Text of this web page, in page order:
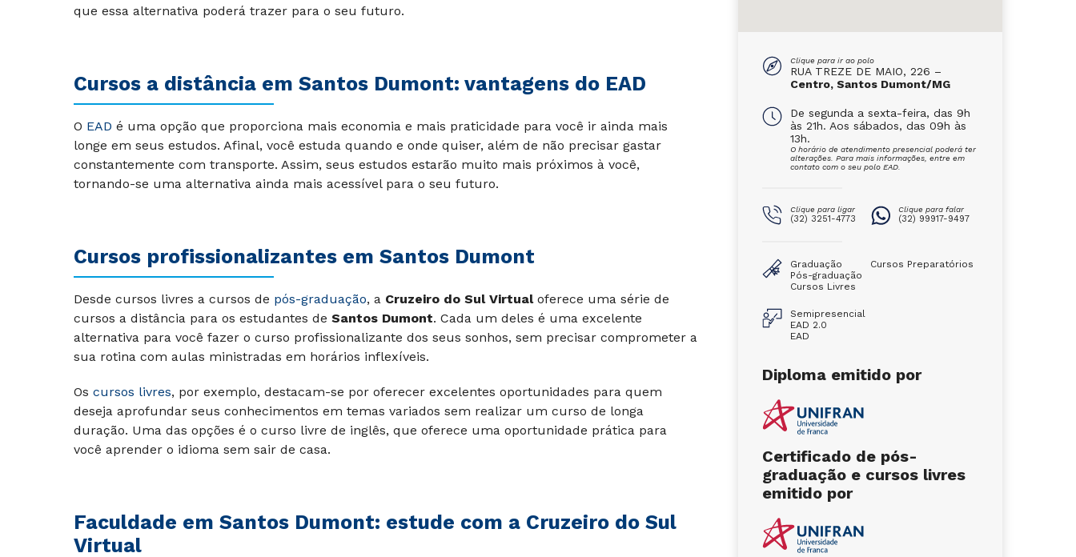
que essa alternativa poderá trazer para o seu futuro.
Cursos a distância em Santos Dumont: vantagens do EAD
O EAD é uma opção que proporciona mais economia e mais praticidade para você ir ainda mais
longe em seus estudos. Afinal, você estuda quando e onde quiser, além de não precisar gastar
constantemente com transporte. Assim, seus estudos estarão muito mais próximos à você,
tornando-se uma alternativa ainda mais acessível para o seu futuro.
Cursos profissionalizantes em Santos Dumont
Desde cursos livres a cursos de pós-graduação, a Cruzeiro do Sul Virtualoferece uma série de
cursos a distância para os estudantes de Santos Dumont. Cada um deles é uma excelente
alternativa para você fazer o curso profissionalizante dos seus sonhos, sem precisar comprometer a
sua rotina com aulas ministradas em horários inflexíveis.
Os cursos livres, por exemplo, destacam-se por oferecer excelentes oportunidades para quem
deseja aprofundar seus conhecimentos em temas variados sem realizar um curso de longa
duração. Uma das opções é o curso livre de inglês, que oferece uma oportunidade prática para
você aprender o idioma sem sair de casa.
Faculdade em Santos Dumont: estude com a Cruzeiro do Sul
Virtual
Clique para ir ao polo
RUA TREZE DE MAIO, 226 –
Centro, Santos Dumont/MG
De segunda a sexta-feira, das 9h
às 21h. Aos sábados, das 09h às
13h.
O horário de atendimento presencial poderá ter
alterações. Para mais informações, entre em
contato com o seu polo EAD.
Clique para ligar
(32) 3251-4773
Clique para falar
(32) 99917-9497
Graduação
Pós-graduação
Cursos Livres
Cursos Preparatórios
Semipresencial
EAD 2.0
EAD
Diploma emitido por
Certificado de pós-
graduação e cursos livres
emitido por